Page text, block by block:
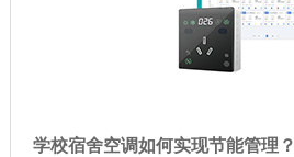
学校宿舍空调如何实现节能管理？